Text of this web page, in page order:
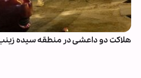
هلاکت دو داعشی در منطقه سیده